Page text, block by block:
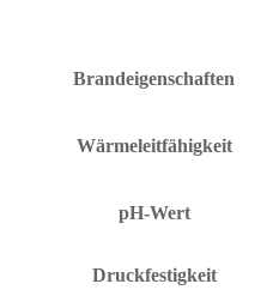
Brandeigenschaften
Wärmeleitfähigkeit
pH-Wert
Druckfestigkeit